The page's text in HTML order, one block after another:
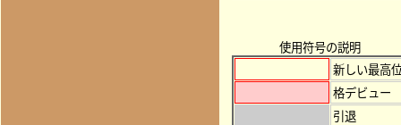
使用符号の説明
新しい最高
格デビュー
引退